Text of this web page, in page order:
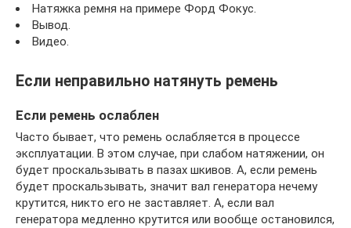
Натяжка ремня на примере Форд Фокус.
Вывод.
Видео.
Если неправильно натянуть ремень
Если ремень ослаблен
Часто бывает, что ремень ослабляется в процессе
эксплуатации. В этом случае, при слабом натяжении, он
будет проскальзывать в пазах шкивов. А, если ремень
будет проскальзывать, значит вал генератора нечему
крутится, никто его не заставляет. А, если вал
генератора медленно крутится или вообще остановился,